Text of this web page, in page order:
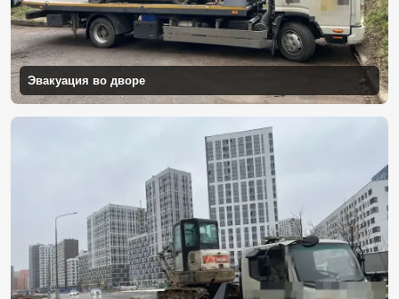
Эвакуация во дворе